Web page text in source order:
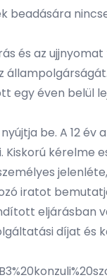
beadására
és az
éven belül
be. A 12
kérelme
iratot
eljárásban
díjat és